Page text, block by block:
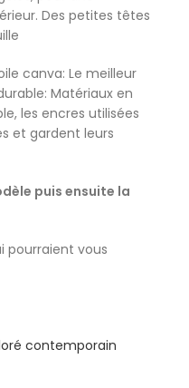
Des petites têtes
canva: Le meilleur
Matériaux en
les encres utilisées
et gardent leurs
puis ensuite la
pourraient vous
contemporain